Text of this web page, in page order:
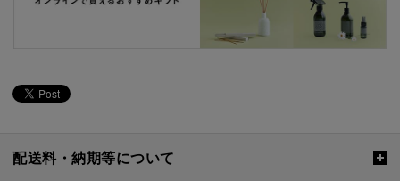
配送料・納期等について